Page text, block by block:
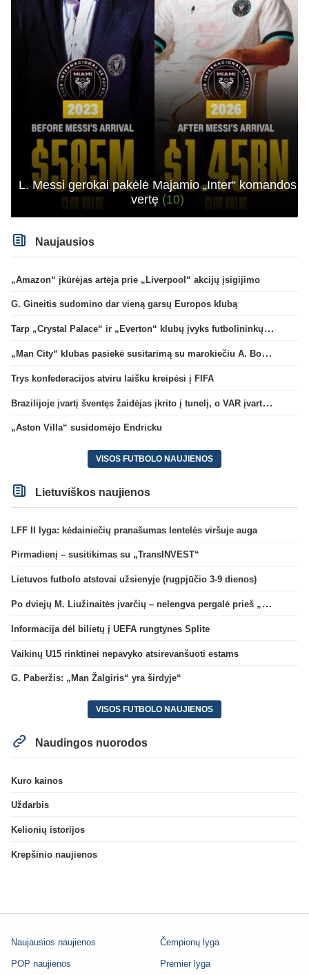
L. Messi gerokai pakėlė Majamio „Inter“ komandos
vertę (10)
Naujausios
„Amazon“ įkūrėjas artėja prie „Liverpool“ akcijų įsigijimo
G. Gineitis sudomino dar vieną garsų Europos klubą
Tarp „Crystal Palace“ ir „Everton“ klubų įvyks futbolininkų mainai
„Man City“ klubas pasiekė susitarimą su marokiečiu A. Bouaddi
Trys konfederacijos atviru laišku kreipėsi į FIFA
Brazilijoje įvartį šventęs žaidėjas įkrito į tunelį, o VAR įvartį atšaukė
„Aston Villa“ susidomėjo Endricku
VISOS FUTBOLO NAUJIENOS
Lietuviškos naujienos
LFF II lyga: kėdainiečių pranašumas lentelės viršuje auga
Pirmadienį – susitikimas su „TransINVEST“
Lietuvos futbolo atstovai užsienyje (rugpjūčio 3-9 dienos)
Po dviejų M. Liužinaitės įvarčių – nelengva pergalė prieš „Bangą“
Informacija dėl bilietų į UEFA rungtynes Splite
Vaikinų U15 rinktinei nepavyko atsirevanšuoti estams
G. Paberžis: „Man Žalgiris“ yra širdyje“
VISOS FUTBOLO NAUJIENOS
Naudingos nuorodos
Kuro kainos
Uždarbis
Kelionių istorijos
Krepšinio naujienos
Naujausios naujienos
POP naujienos
Čempionų lyga
Premier lyga